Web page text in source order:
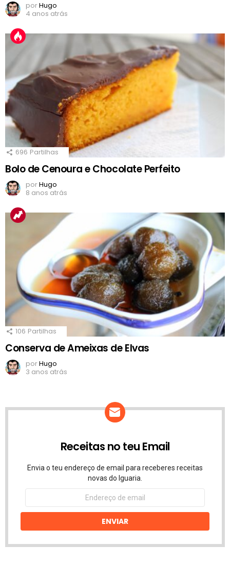
porHugo
4 anos atrás
696 Partilhas
Bolo de Cenoura e Chocolate Perfeito
porHugo
8 anos atrás
106 Partilhas
Conserva de Ameixas de Elvas
porHugo
3 anos atrás
Receitas no teu Email
Envia o teu endereço de email para receberes receitas
novas do Iguaria.
Endereço
email
ENVIAR